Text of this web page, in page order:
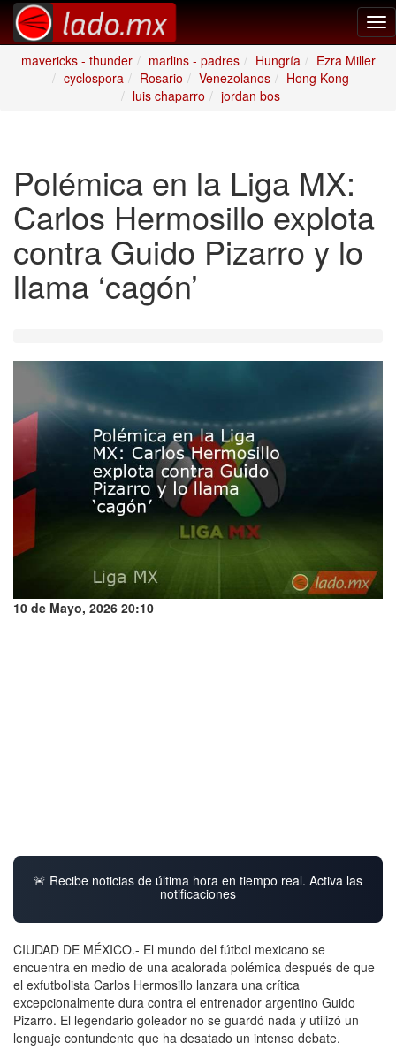
mavericks - thunder
marlins - padres Hungría
Ezra Miller
cyclospora
Rosario Venezolanos
Hong Kong
luis chaparro
jordan bos
Polémica en la Liga MX:
Carlos Hermosillo explota
contra Guido Pizarro y lo
llama ‘cagón’
10 de Mayo, 2026 20:10
🚨 Recibe noticias de última hora en tiempo real. Activa las
notificaciones
CIUDAD DE MÉXICO.- El mundo del fútbol mexicano se
encuentra en medio de una acalorada polémica después de que
el exfutbolista Carlos Hermosillo lanzara una crítica
excepcionalmente dura contra el entrenador argentino Guido
Pizarro. El legendario goleador no se guardó nada y utilizó un
lenguaje contundente que ha desatado un intenso debate.